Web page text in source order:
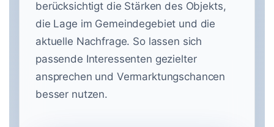
berücksichtigt die Stärken des Objekts,
die Lage im Gemeindegebiet und die
aktuelle Nachfrage. So lassen sich
passende Interessenten gezielter
ansprechen und Vermarktungschancen
besser nutzen.